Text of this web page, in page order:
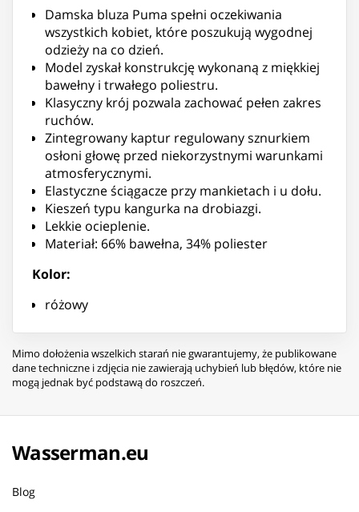
Damska bluza Puma spełni oczekiwania
wszystkich kobiet, które poszukują wygodnej
odzieży na co dzień.
Model zyskał konstrukcję wykonaną z miękkiej
bawełny i trwałego poliestru.
Klasyczny krój pozwala zachować pełen zakres
ruchów.
Zintegrowany kaptur regulowany sznurkiem
osłoni głowę przed niekorzystnymi warunkami
atmosferycznymi.
Elastyczne ściągacze przy mankietach i u dołu.
Kieszeń typu kangurka na drobiazgi.
Lekkie ocieplenie.
Materiał: 66% bawełna, 34% poliester
Kolor:
różowy
Mimo dołożenia wszelkich starań nie gwarantujemy, że publikowane
dane techniczne i zdjęcia nie zawierają uchybień lub błędów, które nie
mogą jednak być podstawą do roszczeń.
Wasserman.eu
Blog